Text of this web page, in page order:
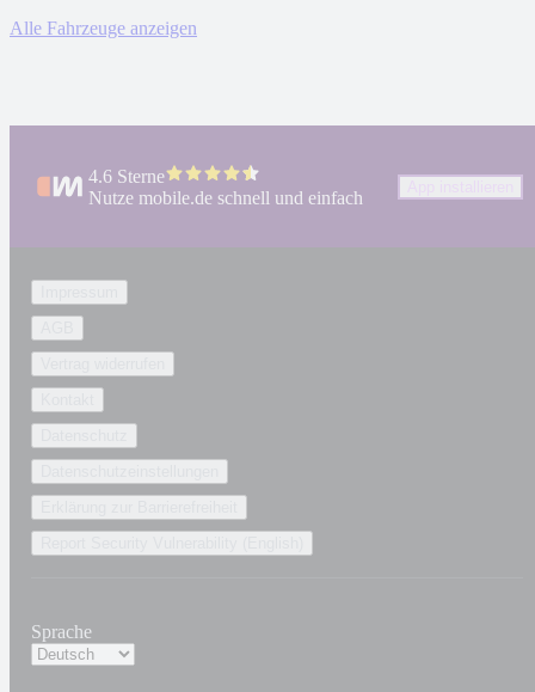
Alle Fahrzeuge anzeigen
4.6 Sterne
Nutze mobile.de schnell und einfach
Sprache